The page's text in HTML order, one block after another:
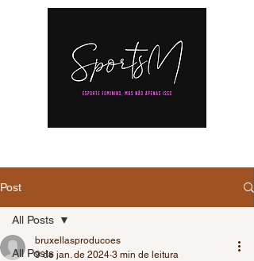
Post
All Posts
All Posts
bruxellasproducoes
9 de jan. de 2024 3 min de leitura